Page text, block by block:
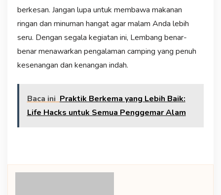
berkesan. Jangan lupa untuk membawa makanan
ringan dan minuman hangat agar malam Anda lebih
seru. Dengan segala kegiatan ini, Lembang benar-
benar menawarkan pengalaman camping yang penuh
kesenangan dan kenangan indah.
Baca ini Praktik Berkema yang Lebih Baik:
Life Hacks untuk Semua Penggemar Alam